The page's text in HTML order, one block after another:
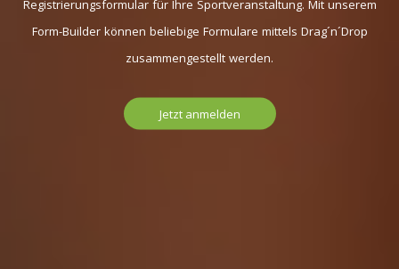
Registrierungsformular für Ihre Sportveranstaltung. Mit unserem
Form-Builder können beliebige Formulare mittels Drag´n´Drop
zusammengestellt werden.
Jetzt anmelden